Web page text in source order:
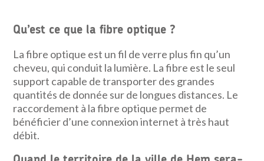
Qu’est ce que la fibre optique ?
La fibre optique est un fil de verre plus fin qu’un
cheveu, qui conduit la lumière. La fibre est le seul
support capable de transporter des grandes
quantités de donnée sur de longues distances. Le
raccordement à la fibre optique permet de
bénéficier d’une connexion internet à très haut
débit.